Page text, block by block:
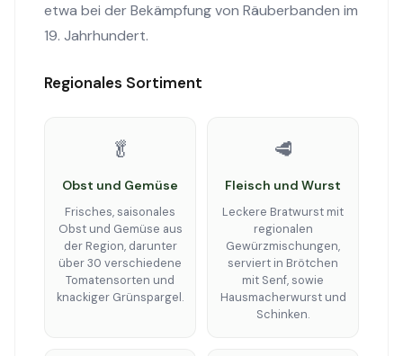
etwa bei der Bekämpfung von Räuberbanden im
19. Jahrhundert.
Regionales Sortiment
🥬
Obst und Gemüse
Frisches, saisonales
Obst und Gemüse aus
der Region, darunter
über 30 verschiedene
Tomatensorten und
knackiger Grünspargel.
🥩
Fleisch und Wurst
Leckere Bratwurst mit
regionalen
Gewürzmischungen,
serviert in Brötchen
mit Senf, sowie
Hausmacherwurst und
Schinken.